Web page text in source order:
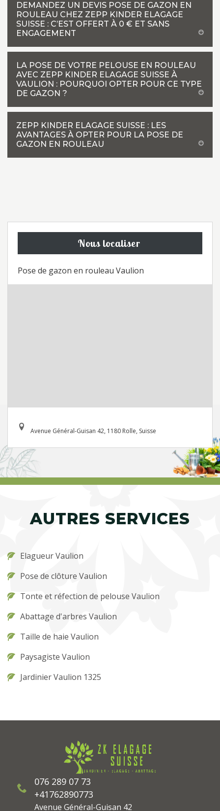
DEMANDEZ UN DEVIS POSE DE GAZON EN
ROULEAU CHEZ ZEPP KINDER ELAGAGE
SUISSE : C’EST OFFERT À 0 € ET SANS
ENGAGEMENT
LA POSE DE VOTRE PELOUSE EN ROULEAU
AVEC ZEPP KINDER ELAGAGE SUISSE À
VAULION : POURQUOI OPTER POUR CE TYPE
DE GAZON ?
ZEPP KINDER ELAGAGE SUISSE : LES
AVANTAGES À OPTER POUR LA POSE DE
GAZON EN ROULEAU
Nous localiser
Pose de gazon en rouleau Vaulion
Avenue Général-Guisan 42, 1180 Rolle, Suisse
AUTRES SERVICES
Elagueur Vaulion
Pose de clôture Vaulion
Tonte et réfection de pelouse Vaulion
Abattage d'arbres Vaulion
Taille de haie Vaulion
Paysagiste Vaulion
Jardinier Vaulion 1325
076 289 07 73
+41762890773
Avenue Général-Guisan 42